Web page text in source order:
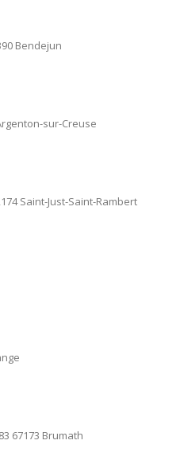
Bendejun
sur-Creuse
Saint-Just-Saint-Rambert
67173 Brumath